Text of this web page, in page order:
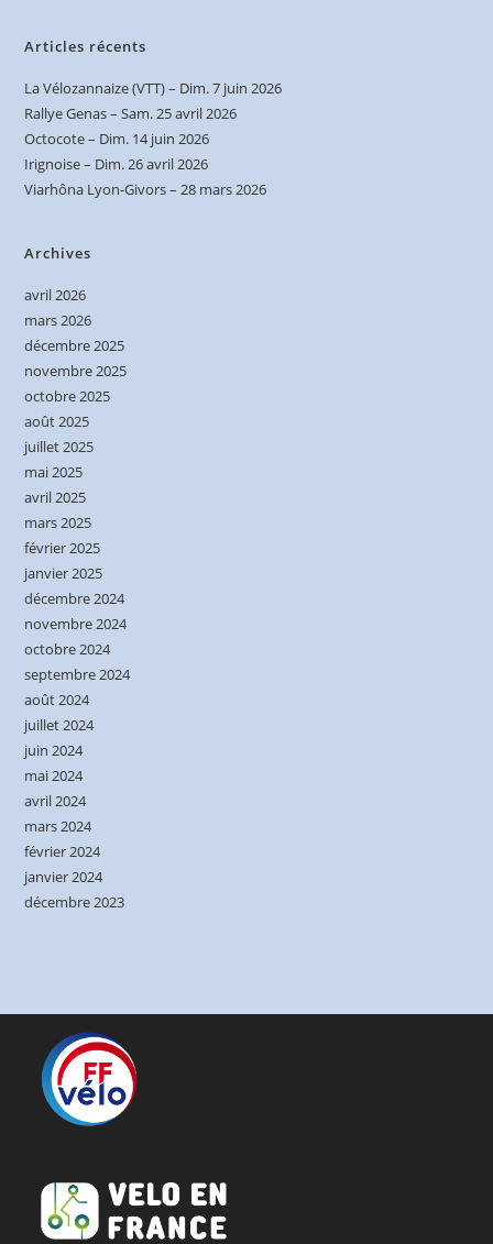
Articles récents
La Vélozannaize (VTT) – Dim. 7 juin 2026
Rallye Genas – Sam. 25 avril 2026
Octocote – Dim. 14 juin 2026
Irignoise – Dim. 26 avril 2026
Viarhôna Lyon-Givors – 28 mars 2026
Archives
avril 2026
mars 2026
décembre 2025
novembre 2025
octobre 2025
août 2025
juillet 2025
mai 2025
avril 2025
mars 2025
février 2025
janvier 2025
décembre 2024
novembre 2024
octobre 2024
septembre 2024
août 2024
juillet 2024
juin 2024
mai 2024
avril 2024
mars 2024
février 2024
janvier 2024
décembre 2023